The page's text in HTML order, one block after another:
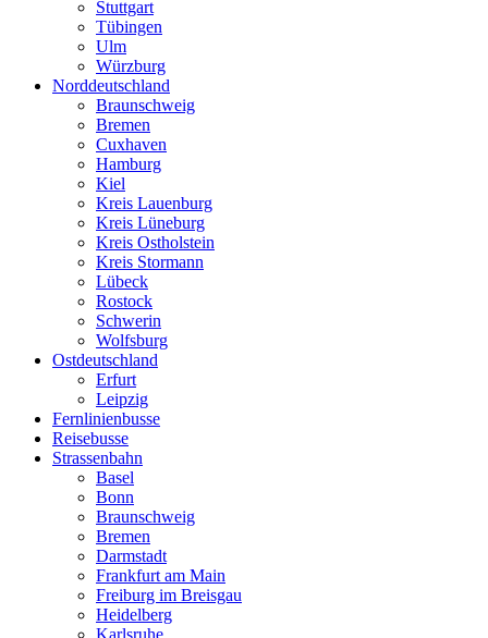
Stuttgart
Tübingen
Ulm
Würzburg
Norddeutschland
Braunschweig
Bremen
Cuxhaven
Hamburg
Kiel
Kreis Lauenburg
Kreis Lüneburg
Kreis Ostholstein
Kreis Stormann
Lübeck
Rostock
Schwerin
Wolfsburg
Ostdeutschland
Erfurt
Leipzig
Fernlinienbusse
Reisebusse
Strassenbahn
Basel
Bonn
Braunschweig
Bremen
Darmstadt
Frankfurt am Main
Freiburg im Breisgau
Heidelberg
Karlsruhe